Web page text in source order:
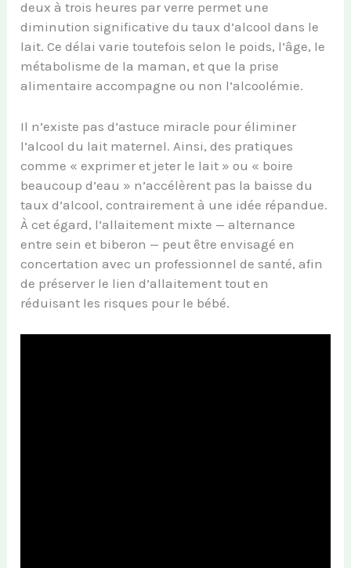
deux à trois heures par verre permet une
diminution significative du taux d’alcool dans le
lait. Ce délai varie toutefois selon le poids, l’âge, le
métabolisme de la maman, et que la prise
alimentaire accompagne ou non l’alcoolémie.
Il n’existe pas d’astuce miracle pour éliminer
l’alcool du lait maternel. Ainsi, des pratiques
comme « exprimer et jeter le lait » ou « boire
beaucoup d’eau » n’accélèrent pas la baisse du
taux d’alcool, contrairement à une idée répandue.
À cet égard, l’allaitement mixte — alternance
entre sein et biberon — peut être envisagé en
concertation avec un professionnel de santé, afin
de préserver le lien d’allaitement tout en
réduisant les risques pour le bébé.